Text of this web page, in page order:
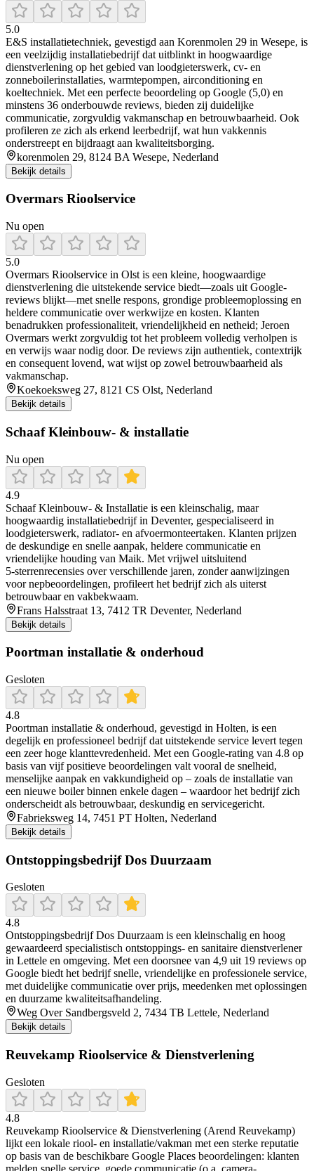
5.0
E&S installatietechniek, gevestigd aan Korenmolen 29 in Wesepe, is
een veelzijdig installatiebedrijf dat uitblinkt in hoogwaardige
dienstverlening op het gebied van loodgieterswerk, cv- en
zonneboilerinstallaties, warmtepompen, airconditioning en
koeltechniek. Met een perfecte beoordeling op Google (5,0) en
minstens 36 onderbouwde reviews, bieden zij duidelijke
communicatie, zorgvuldig vakmanschap en betrouwbaarheid. Ook
profileren ze zich als erkend leerbedrijf, wat hun vakkennis
onderstreept en bijdraagt aan kwaliteitsborging.
korenmolen 29, 8124 BA Wesepe, Nederland
Bekijk details
Overmars Rioolservice
Nu open
5.0
Overmars Rioolservice in Olst is een kleine, hoogwaardige
dienstverlening die uitstekende service biedt—zoals uit Google-
reviews blijkt—met snelle respons, grondige probleemoplossing en
heldere communicatie over werkwijze en kosten. Klanten
benadrukken professionaliteit, vriendelijkheid en netheid; Jeroen
Overmars werkt zorgvuldig tot het probleem volledig verholpen is
en verwijs waar nodig door. De reviews zijn authentiek, contextrijk
en consequent lovend, wat wijst op zowel betrouwbaarheid als
vakmanschap.
Koekoeksweg 27, 8121 CS Olst, Nederland
Bekijk details
Schaaf Kleinbouw- & installatie
Nu open
4.9
Schaaf Kleinbouw‑ & Installatie is een kleinschalig, maar
hoogwaardig installatiebedrijf in Deventer, gespecialiseerd in
loodgieterswerk, radiator- en afvoermonteertaken. Klanten prijzen
de deskundige en snelle aanpak, heldere communicatie en
vriendelijke houding van Maik. Met vrijwel uitsluitend
5‑sterrenrecensies over verschillende jaren, zonder aanwijzingen
voor nepbeoordelingen, profileert het bedrijf zich als uiterst
betrouwbaar en vakbekwaam.
Frans Halsstraat 13, 7412 TR Deventer, Nederland
Bekijk details
Poortman installatie & onderhoud
Gesloten
4.8
Poortman installatie & onderhoud, gevestigd in Holten, is een
degelijk en professioneel bedrijf dat uitstekende service levert tegen
een zeer hoge klanttevredenheid. Met een Google-rating van 4.8 op
basis van vijf positieve beoordelingen valt vooral de snelheid,
menselijke aanpak en vakkundigheid op – zoals de installatie van
een nieuwe boiler binnen enkele dagen – waardoor het bedrijf zich
onderscheidt als betrouwbaar, deskundig en servicegericht.
Fabrieksweg 14, 7451 PT Holten, Nederland
Bekijk details
Ontstoppingsbedrijf Dos Duurzaam
Gesloten
4.8
Ontstoppingsbedrijf Dos Duurzaam is een kleinschalig en hoog
gewaardeerd specialistisch ontstoppings- en sanitaire dienstverlener
in Lettele en omgeving. Met een doorsnee van 4,9 uit 19 reviews op
Google biedt het bedrijf snelle, vriendelijke en professionele service,
met duidelijke communicatie over prijs, meedenken met oplossingen
en duurzame kwaliteitsafhandeling.
Weg Over Sandbergsveld 2, 7434 TB Lettele, Nederland
Bekijk details
Reuvekamp Rioolservice & Dienstverlening
Gesloten
4.8
Reuvekamp Rioolservice & Dienstverlening (Arend Reuvekamp)
lijkt een lokale riool- en installatie/vakman met een sterke reputatie
op basis van de beschikbare Google Places beoordelingen: klanten
melden snelle service, goede communicatie (o.a. camera-